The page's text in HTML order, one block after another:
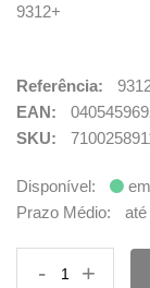
9312+
Referência:
EAN:
SKU:
Disponível:
Prazo Médio:
até
- +